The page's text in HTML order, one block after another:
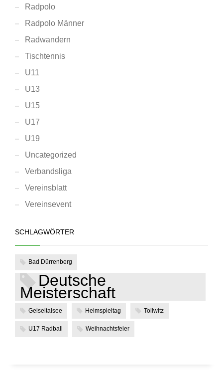
Radpolo
Radpolo Männer
Radwandern
Tischtennis
U11
U13
U15
U17
U19
Uncategorized
Verbandsliga
Vereinsblatt
Vereinsevent
SCHLAGWÖRTER
Bad Dürrenberg
Deutsche
Meisterschaft
Geiseltalsee Heimspieltag Tollwitz
U17 Radball Weihnachtsfeier